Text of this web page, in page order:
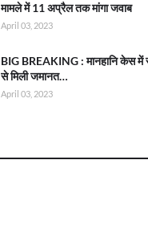
मामले में 11 अप्रैल तक मांगा जवाब
April 03, 2023
BIG BREAKING : मानहानि केस में
से मिली जमानत…
April 03, 2023